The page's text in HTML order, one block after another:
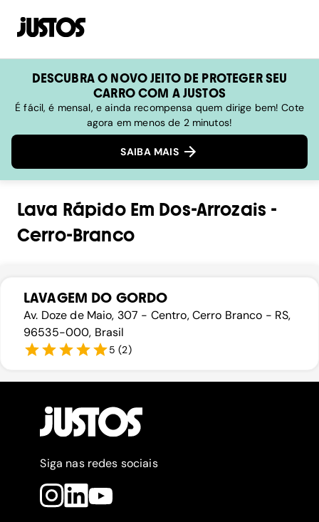
DESCUBRA O NOVO JEITO DE PROTEGER SEU
CARRO COM A JUSTOS
É fácil, é mensal, e ainda recompensa quem dirige bem! Cote
agora em menos de 2 minutos!
SAIBA MAIS
Lava RápidoEm Dos-Arrozais -
Cerro-Branco
LAVAGEM DO GORDO
Av. Doze de Maio, 307 - Centro, Cerro Branco - RS,
96535-000, Brasil
5 (2)
Siga nas redes sociais